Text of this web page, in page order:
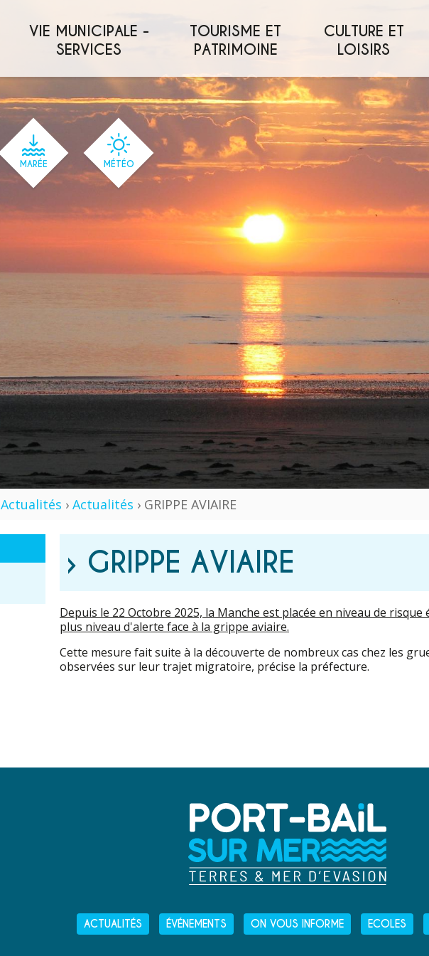
VIE MUNICIPALE -
SERVICES
TOURISME ET
PATRIMOINE
CULTURE ET
LOISIRS
MARÉE MÉTÉO
Actualités › Actualités › GRIPPE AVIAIRE
› GRIPPE AVIAIRE
Depuis le 22 Octobre 2025, la Manche est placée en niveau de risque
plus niveau d'alerte face à la grippe aviaire.
Cette mesure fait suite à la découverte de nombreux cas chez les
observées sur leur trajet migratoire, précise la préfecture.
ACTUALITÉS ÉVÉNEMENTS ON VOUS INFORME ECOLES